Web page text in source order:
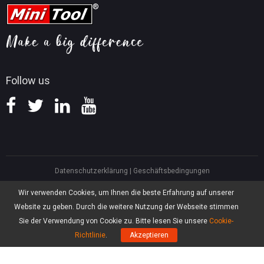
Wir verwenden Cookies, um Ihnen die beste Erfahrung auf unserer
Website zu geben. Durch die weitere Nutzung der Webseite stimmen
Sie der Verwendung von Cookie zu. Bitte lesen Sie unsere Cookie-
Richtlinie. Akzeptieren
Follow us
Tipps für Videokonvertierung
Tipps für Bildschirmaufnahmen
Wissensdatenbank
Hilfe
Datenschutzerklärung
Geschäftsbedingungen
North America, Canada, Unit 170 - 422, Richards Street, Vancouver, British
Asia, Hong Kong, Suite 820,8/F., Ocean Centre, Harbour City, 5 Canton Road,
Tsim Sha Tsui, Kowloon
MiniTool Software Limited, Alle Rechte vorbehalten.